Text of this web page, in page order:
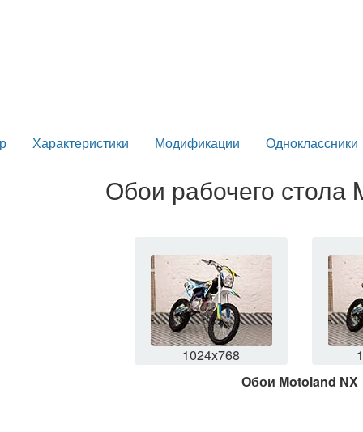
Характеристики Модификации Одноклассники
Обои рабочего стола
1024x768
Обои Motoland NX